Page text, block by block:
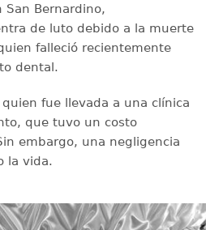
San Bernardino,
de luto debido a la muerte
falleció recientemente
dental.
fue llevada a una clínica
que tuvo un costo
embargo, una negligencia
la vida.